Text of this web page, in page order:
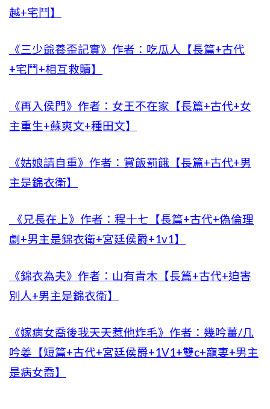
越+宅鬥】
《三少爺養歪記實》作者：吃瓜人【長篇+古代
+宅鬥+相互救贖】
《再入侯門》作者：女王不在家【長篇+古代+女
主重生+蘇爽文+種田文】
《姑娘請自重》作者：賞飯罰餓【長篇+古代+男
主是錦衣衛】
《兄長在上》作者：程十七【長篇+古代+偽倫理
劇+男主是錦衣衛+宮廷侯爵+1v1】
《錦衣為夫》作者：山有青木【長篇+古代+迫害
別人+男主是錦衣衛】
《嫁病女喬後我天天惹他炸毛》作者：幾吟薑/几
吟姜【短篇+古代+宮廷侯爵+1V1+雙c+寵妻+男主
是病女喬】